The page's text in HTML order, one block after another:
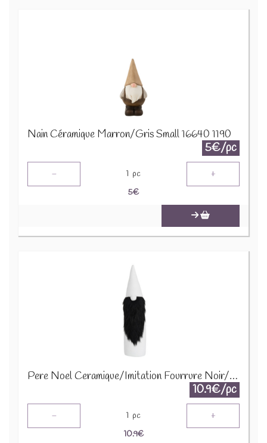
Nain Céramique Marron/Gris Small 16640 1190
5€/pc
- 1 pc +
5€
Pere Noel Ceramique/Imitation Fourrure Noir/Blanc Large 86755
10.9€/pc
- 1 pc +
10.9€